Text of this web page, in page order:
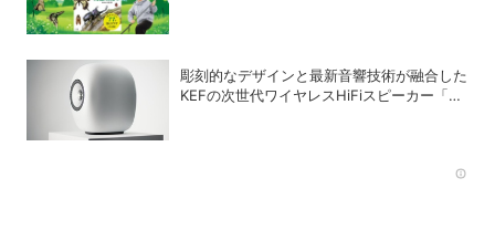
彫刻的なデザインと最新音響技術が融合した
KEFの次世代ワイヤレスHiFiスピーカー「LS